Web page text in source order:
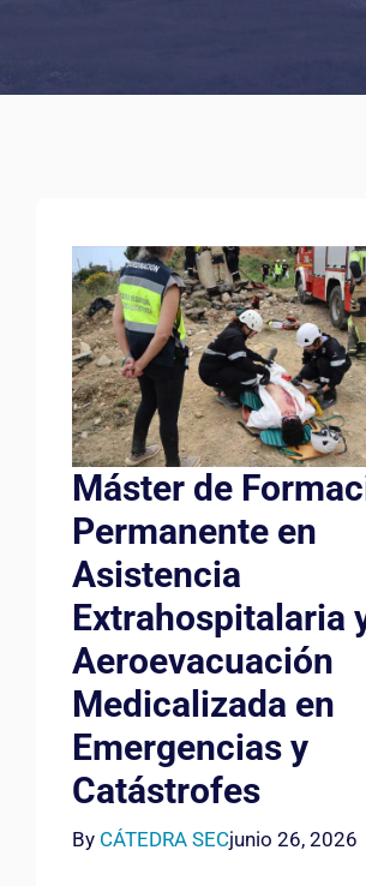
Máster de
Permanente en
Asistencia
Extrahospitalaria
Aeroevacuación
Medicalizada en
Emergencias y
Catástrofes
By CÁTEDRA SECjunio 26, 2026